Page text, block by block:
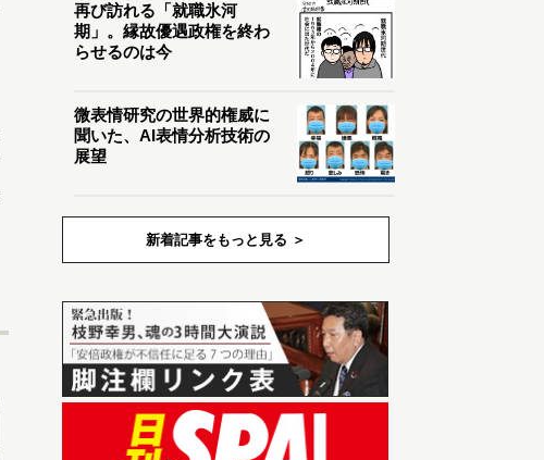
再び訪れる「就職氷河
期」。縁故優遇政権を終わ
らせるのは今
微表情研究の世界的権威に
聞いた、AI表情分析技術の
展望
新着記事をもっと見る